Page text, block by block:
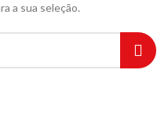
a sua seleção.